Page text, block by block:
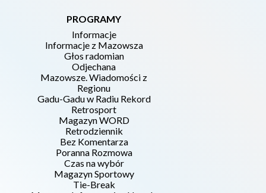
PROGRAMY
Informacje
Informacje z Mazowsza
Głos radomian
Odjechana
Mazowsze. Wiadomości z
Regionu
Gadu-Gadu w Radiu Rekord
Retrosport
Magazyn WORD
Retrodziennik
Bez Komentarza
Poranna Rozmowa
Czas na wybór
Magazyn Sportowy
Tie-Break